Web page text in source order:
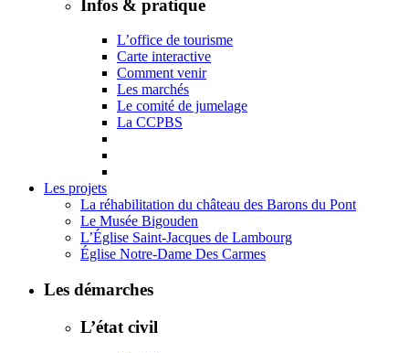
Infos & pratique
L’office de tourisme
Carte interactive
Comment venir
Les marchés
Le comité de jumelage
La CCPBS
Les projets
La réhabilitation du château des Barons du Pont
Le Musée Bigouden
L’Église Saint-Jacques de Lambourg
Église Notre-Dame Des Carmes
Les démarches
L’état civil